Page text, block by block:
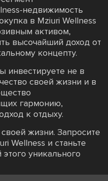
недвижимость
в Mziuri Wellness
активом,
высочайший доход от
концепту.
инвестируете не в
своей жизни и в
гармонию,
к отдыху.
жизни. Запросите
Wellness и станьте
уникального